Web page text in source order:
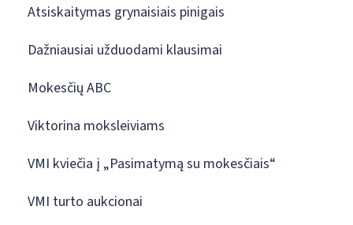
Atsiskaitymas grynaisiais pinigais
Dažniausiai užduodami klausimai
Mokesčių ABC
Viktorina moksleiviams
VMI kviečia į „Pasimatymą su mokesčiais“
VMI turto aukcionai